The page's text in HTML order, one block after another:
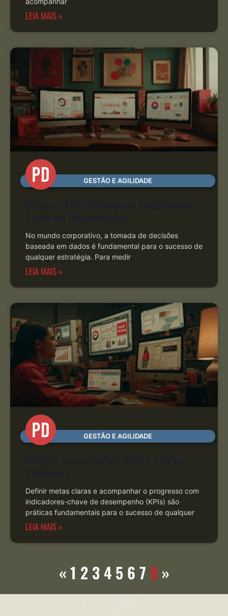
LEIA MAIS »
GESTÃO E AGILIDADE
No mundo corporativo, a tomada de decisões
baseada em dados é fundamental para o sucesso de
qualquer estratégia. Para medir
LEIA MAIS »
GESTÃO E AGILIDADE
Definir metas claras e acompanhar o progresso com
indicadores-chave de desempenho (KPIs) são
práticas fundamentais para o sucesso de qualquer
LEIA MAIS »
« 1 2 34 5 6 7 8 »